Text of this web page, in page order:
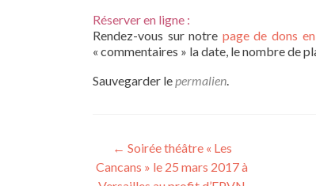
Réserver en ligne :
Rendez-vous sur notre page de dons
« commentaires » la date, le nombre de
Sauvegarder lepermalien.
Navigation
des
← Soirée théâtre « Les
Cancans » le 25 mars 2017 à